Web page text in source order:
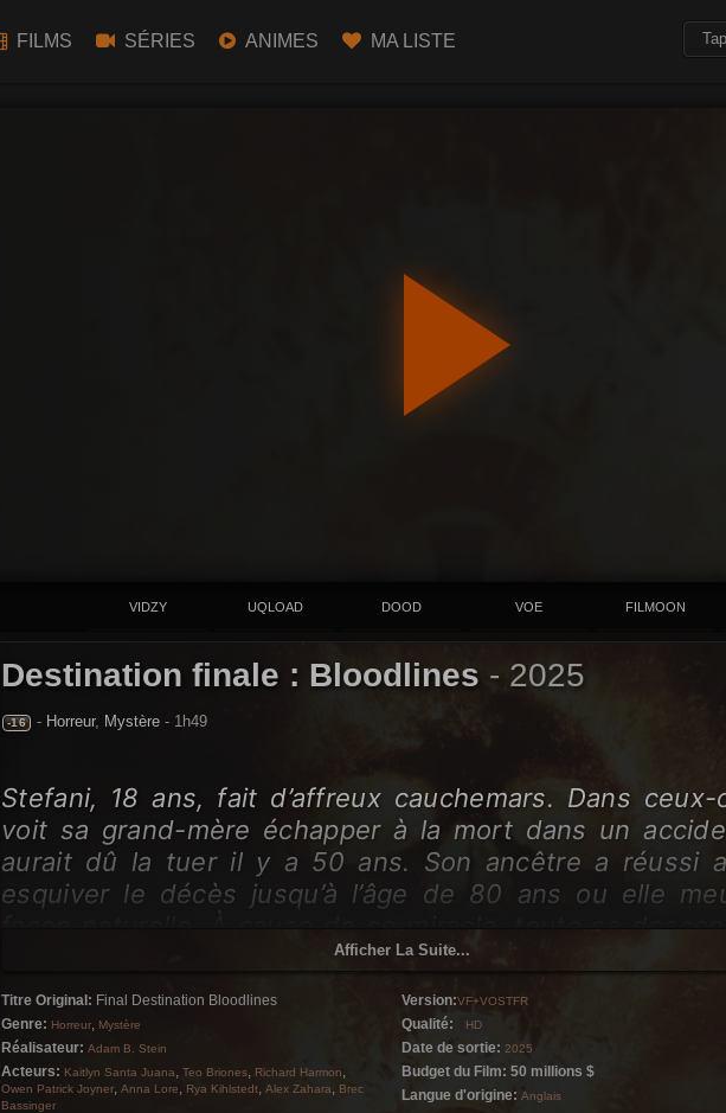
FILMS SÉRIES ANIMES MA LISTE
VIDZY UQLOAD DOOD VOE FILMOON
Destination finale : Bloodlines - 2025
-16 - Horreur, Mystère - 1h49
Stefani, 18 ans, fait d’affreux cauchemars. Dans ceux-
voit sa grand-mère échapper à la mort dans un
aurait dû la tuer il y a 50 ans. Son ancêtre a réussi
esquiver le décès jusqu’à l’âge de 80 ans ou elle
façon naturelle. À cause de ce miracle, toute sa
doit quelque chose à la mort.Afficher La Suite...
Titre Original: Final Destination Bloodlines
Genre: Horreur, Mystère
Réalisateur: Adam B. Stein
Acteurs: Kaitlyn Santa Juana, Teo Briones, Richard Harmon,
Owen Patrick Joyner, Anna Lore, Rya Kihlstedt, Alex Zahara, Brec
Bassinger
Version:VF+VOSTFR
Qualité: HD
Date de sortie: 2025
Budget du Film: 50 millions $
Langue d'origine: Anglais